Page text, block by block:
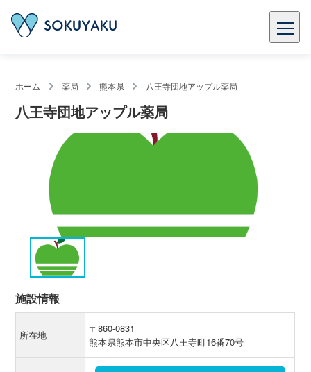
ホーム 薬局 熊本県 八王寺団地アップル薬局
八王寺団地アップル薬局
施設情報
所在地
〒860-0831
熊本県熊本市中央区八王寺町16番70号